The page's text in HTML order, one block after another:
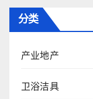
分类
产业地产
卫浴洁具